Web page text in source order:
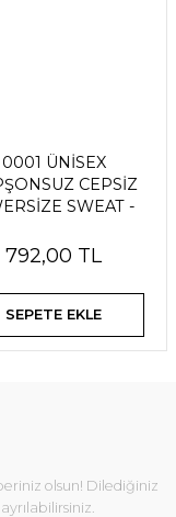
0001 ÜNİSEX
CEPSİZ
SWEAT -
792,00 TL
SEPETE EKLE
olsun! Dilediğiniz